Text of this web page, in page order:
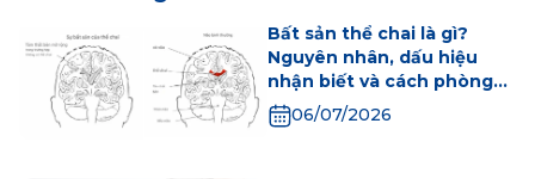
Bất sản thể chai là gì?
Nguyên nhân, dấu hiệu
nhận biết và cách phòng
ngừa06/07/2026